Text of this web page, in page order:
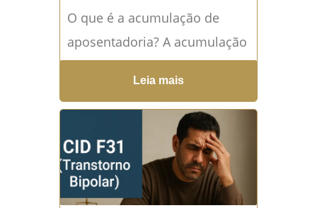
O que é a acumulação de
aposentadoria? A acumulação
de aposentadoria é um tema
que desperta muitas dúvidas
entre os segurados...Leia
mais →
Leia mais